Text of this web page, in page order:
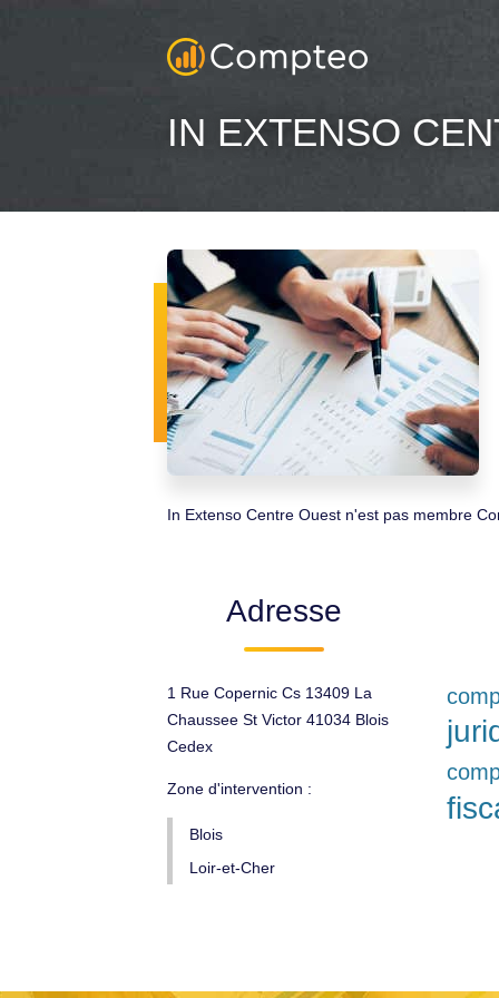
IN EXTENSO
In Extenso Centre Ouest n'est pas membre
Adresse
1 Rue Copernic Cs 13409 La
Chaussee St Victor 41034 Blois
Cedex
Zone d'intervention :
Blois
Loir-et-Cher